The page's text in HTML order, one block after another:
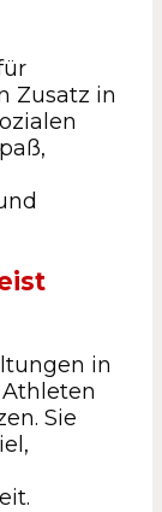
Zusatz in
in
Sie